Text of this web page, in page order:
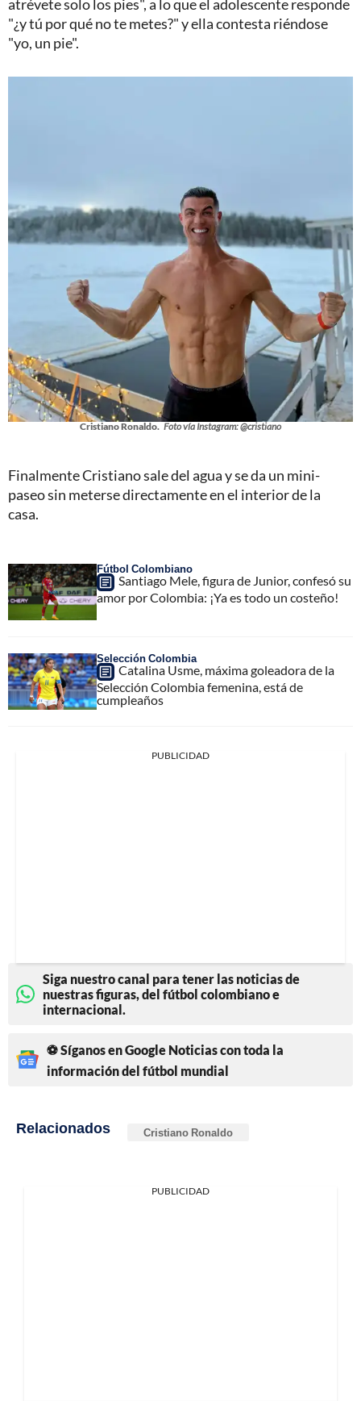
atrévete solo los pies", a lo que el adolescente responde
"¿y tú por qué no te metes?" y ella contesta riéndose
"yo, un pie".
Cristiano Ronaldo. Foto vía Instagram: @cristiano
Finalmente Cristiano sale del agua y se da un mini-
paseo sin meterse directamente en el interior de la
casa.
Fútbol Colombiano
Santiago Mele, figura de Junior, confesó su
amor por Colombia: ¡Ya es todo un costeño!
Selección Colombia
Catalina Usme, máxima goleadora de la
Selección Colombia femenina, está de
cumpleaños
PUBLICIDAD
Siga nuestro canal para tener las noticias de
nuestras figuras, del fútbol colombiano e
internacional.
⚽ Síganos en Google Noticias con toda la
información del fútbol mundial
Relacionados Cristiano Ronaldo
PUBLICIDAD